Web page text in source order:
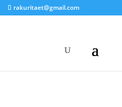
rakuritaet@gmail.com